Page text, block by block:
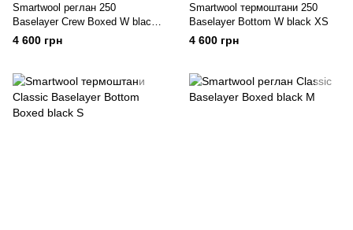
Smartwool реглан 250
Baselayer Crew Boxed W black
XS
4 600 грн
Smartwool термоштани 250
Baselayer Bottom W black XS
4 600 грн